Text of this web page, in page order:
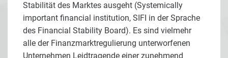
Stabilität des Marktes ausgeht (Systemically
important financial institution, SIFI in der Sprache
des Financial Stability Board). Es sind vielmehr
alle der Finanzmarktregulierung unterworfenen
Unternehmen Leidtragende einer zunehmend